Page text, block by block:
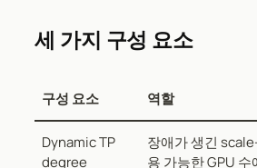
세 가지 구성 요소
구성 요소 역할
Dynamic TP
degree
장애가 생긴
용 가능한 GPU